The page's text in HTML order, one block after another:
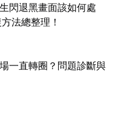
閃退黑畫面該如何處
法總整理！
一直轉圈？問題診斷與